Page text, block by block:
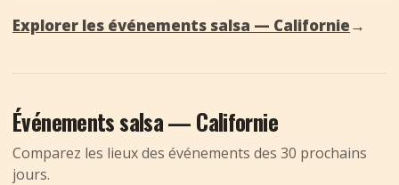
Explorer les événements salsa — Californie→
Événements salsa — Californie
Comparez les lieux des événements des 30 prochains
jours.